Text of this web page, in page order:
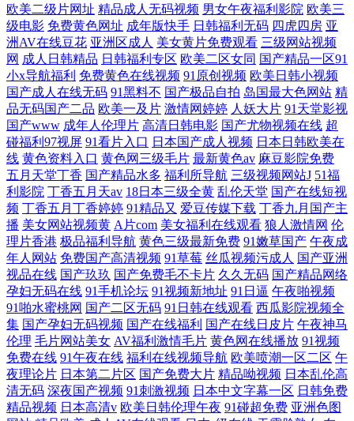
欧美二级片网址 精品成人无码视频 男女午夜福利影院 欧美三
级电影 免费黄色网址 成年版快手 日韩福利无码 四虎四房 亚
洲AV在线豆花 亚洲区成人 美女黄片免费观看 三级网站视频
网 成人日韩精品 日韩福利专区 欧美二区女同 国产精品一区91
小x导航福利 免费黄色在线视频 91原创视频 欧美日韩小视频
国产成人在线无码 91黑料不 国产极品自拍 岛国最大色网站 精
品无码国产二品 欧美一及片 激情网婷婷 人妖大片 91天堂影视
国产www 成年人伦理片 高清日韩电影 国产尤物视频在线 超
碰福利97视屏 91看片入口 日本国产成人视频 日本日韩欧美在
线 黄色资料入口 黄色网三级毛片 最新黄色av 麻豆影院免费
五月天堂丁香 国产精品水多 福利所导航 三级视频网站J 51福
利影院 丁香五月天av 18日本三级全黄 乱伦天堂 国产在线短视
频 丁香五月丁香婷婷 91精品又 爱豆传媒下载 丁香九月国产主
播 美女网站视频黄 A片com 美女福利在线观看 狼人激情网 伦
理片香港 极品福利导航 黄色三级最新免费 91嫩草国产 午夜成
年人网站 免费国产高清视频 91草莓 丝瓜视频污成人 国产亚洲
视品在线 国产玖玖 国产免费毛不卡片 久久无码 国产精品网络
孕妇无码在线 91手机论坛 91视频新地址 91日逼 午夜啪视频
91啪水蜜桃网 国产二区无码 91日韩在线观看 西瓜影院视频全
集 国产孕妇无码视频 国产在线福利 国产在线日皮片 午夜神马
伦理 毛片网站美女 AV福利激情毛片 黄色网在线播放 91视频
免费在线 91午夜在线 福利在线视频导航 欧美喷潮一区二区 午
夜理论片 日本第二片区 国产免费大片 精品呦视频 日本乱伦高
清无码 深夜国产视频 91刺激视频 日本中文字幕一区 日韩免费
精品视频 日本高清v 欧美日韩伦理午夜 91碰超免费 亚洲色图